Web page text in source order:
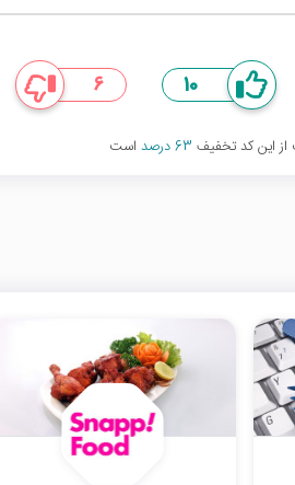
10
6
از این کد تخفیف 63 درصد است